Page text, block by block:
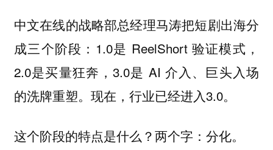
中文在线的战略部总经理马涛把短剧出海分
成三个阶段：1.0是 ReelShort 验证模式，
2.0是买量狂奔，3.0是 AI 介入、巨头入场
的洗牌重塑。现在，行业已经进入3.0。
这个阶段的特点是什么？两个字： 分化。